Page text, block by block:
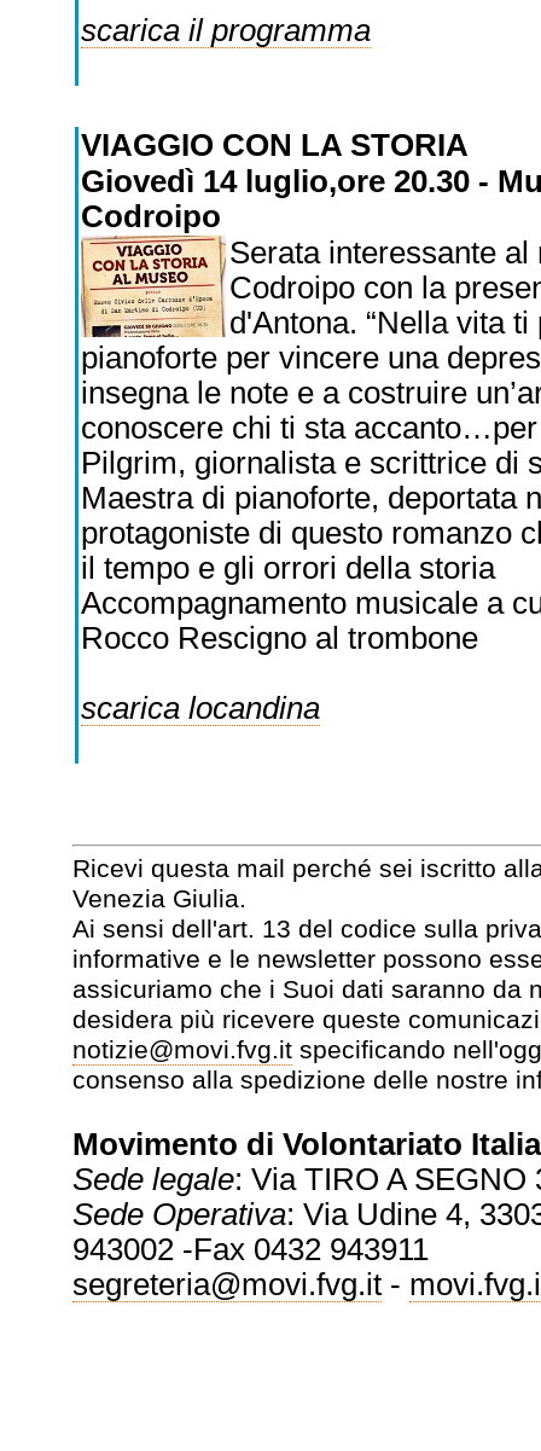
scarica il programma
VIAGGIO CON LA STORIA
Giovedì 14 luglio,ore 20.30 -
Codroipo
Serata interessante
Codroipo con la
d'Antona. “Nella vita
pianoforte per vincere una
insegna le note e a costruire
conoscere chi ti sta
Pilgrim, giornalista e scrittrice di
Maestra di pianoforte, deportata
protagoniste di questo romanzo
il tempo e gli orrori della storia
Accompagnamento musicale a
Rocco Rescigno al trombone
scarica locandina
Ricevi questa mail perché sei iscritto
Venezia Giulia.
Ai sensi dell'art. 13 del codice sulla
informative e le newsletter possono
assicuriamo che i Suoi dati saranno da
desidera più ricevere queste
notizie@movi.fvg.itspecificando
consenso alla spedizione delle nostre
Movimento di Volontariato
Sede legale: Via TIRO A SEGNO
Sede Operativa: Via Udine 4,
943002 -Fax 0432 943911
segreteria@movi.fvg.it-